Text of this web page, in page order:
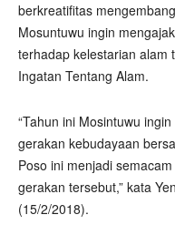
berkreatifitas
Mosuntuwu ingin
terhadap kelestarian alam
Ingatan Tentang Alam.
“Tahun ini Mosintuwu
gerakan kebudayaan
Poso ini menjadi
gerakan tersebut,” kata
(15/2/2018).